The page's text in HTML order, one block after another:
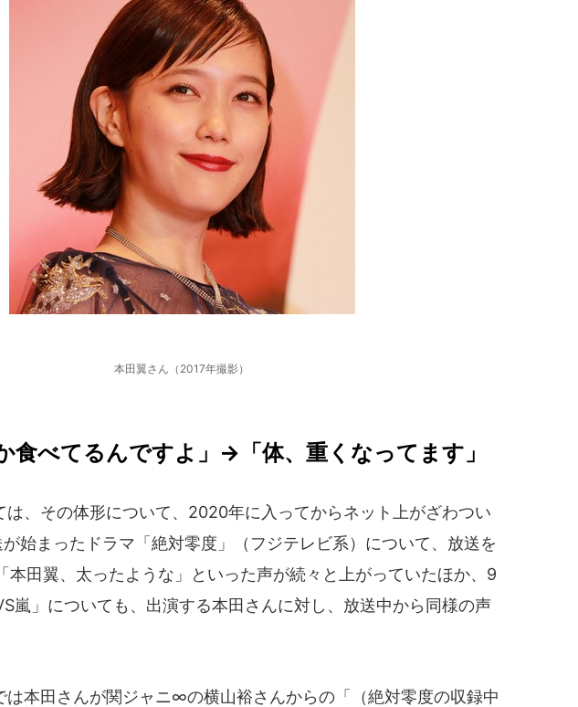
本田翼さん（2017年撮影）
食べてるんですよ」→「体、重くなってます」
、その体形について、2020年に入ってからネット上がざわつい
始まったドラマ「絶対零度」（フジテレビ系）について、放送を
本田翼、太ったような」といった声が続々と上がっていたほか、9
嵐」についても、出演する本田さんに対し、放送中から同様の声
本田さんが関ジャニ∞の横山裕さんからの「（絶対零度の収録中